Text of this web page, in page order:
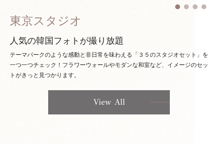
東京スタジオ
人気の韓国フォトが撮り放題
テーマパークのような感動と非日常を味わえる「３５のスタジオセット」を
一つ一つチェック！ フラワーウォールやモダンな和室など、イメージのセッ
トがきっと見つかります。
View All